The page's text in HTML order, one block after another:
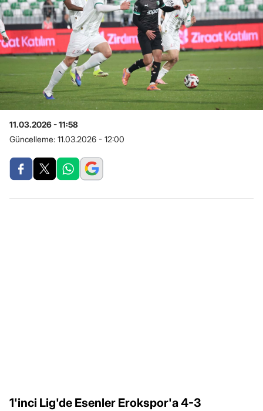
11.03.2026 - 11:58
Güncelleme: 11.03.2026 - 12:00
1'inci Lig'de Esenler Erokspor'a 4-3